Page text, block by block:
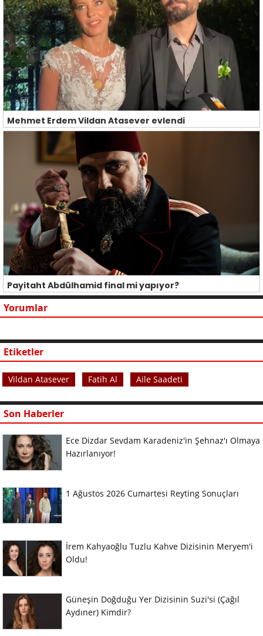
Mehmet Erdem Vildan Atasever evlendi
Payitaht Abdülhamid final mi yapıyor?
Yorumlar
Etiketler
Vildan Atasever Fatih Al Aile Saadeti
Son Haberler
Ece Dizdar Sevdam Karadeniz'in Şehnaz'ı Olmaya
Hazırlanıyor!
1 Ağustos 2026 Cumartesi Reyting Sonuçları
İrem Kahyaoğlu Tuzlu Kahve Dizisinin Meryem'i
Oldu!
Güneşin Doğduğu Yer Dizisinin Suzi'si (Çağıl
Aydıner) Kimdir?